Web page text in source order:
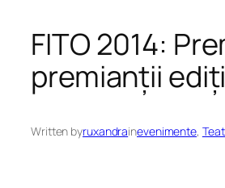
FITO 2014:
premianții
Written byruxandrainevenimente,